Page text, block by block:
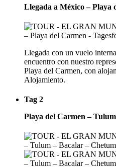
Llegada a México – Playa
Llegada con un vuelo
encuentro con nuestro
Playa del Carmen, con
Alojamiento.
Tag 2
Playa del Carmen –